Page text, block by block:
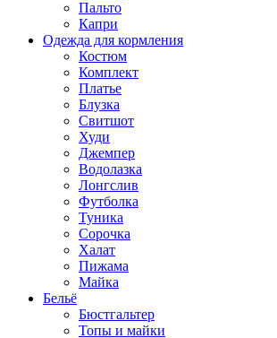
Пальто
Капри
Одежда для кормления
Костюм
Комплект
Платье
Блузка
Свитшот
Худи
Джемпер
Водолазка
Лонгслив
Футболка
Туника
Сорочка
Халат
Пижама
Майка
Бельё
Бюстгальтер
Топы и майки